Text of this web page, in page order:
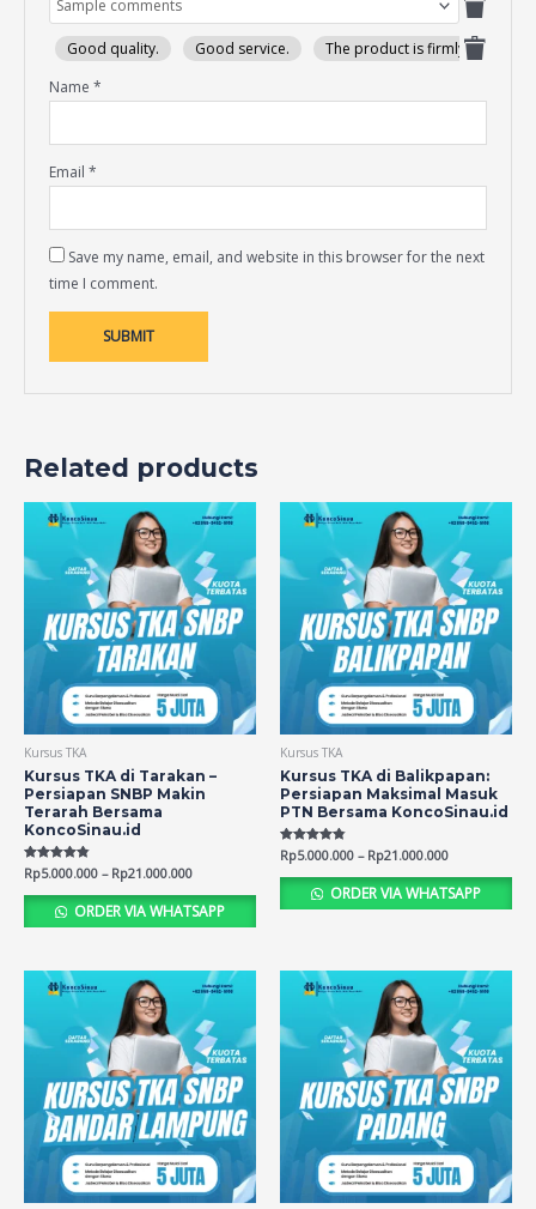
Good quality. Good service.
The product is firmly packed.
Name*
Email*
Save my name, email, and website in this browser for the next
time I comment.
Related products
Kursus TKA
Kursus TKA di Tarakan –
Persiapan SNBP Makin
Terarah Bersama
KoncoSinau.id
Rated
4.76
out of 5
Rp5.000.000 – Rp21.000.000
ORDER VIA WHATSAPP
Kursus TKA
Kursus TKA di Balikpapan:
Persiapan Maksimal Masuk
PTN Bersama KoncoSinau.id
Rated
4.80
out of 5
Rp5.000.000 – Rp21.000.000
ORDER VIA WHATSAPP